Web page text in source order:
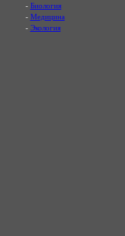
- Биология
- Медицина
- Экология